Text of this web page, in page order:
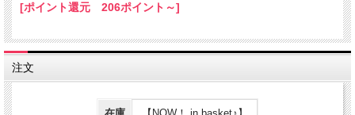
[ポイント還元 206ポイント～]
注文